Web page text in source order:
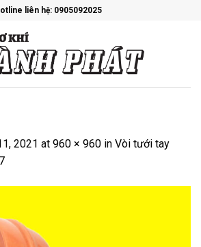
liên hệ: 0905092025
2021 at 960 × 960 in Vòi tưới tay